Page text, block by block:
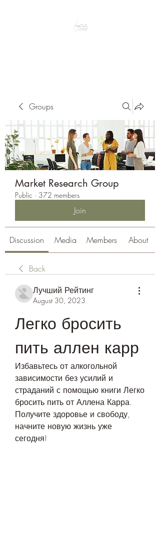
Groups
Market Research Group
Public · 372 members
Join
Discussion Media Members About
Back
Лучший Рейтинг
August 30, 2023
Легко бросить
пить аллен карр
Избавьтесь от алкогольной
зависимости без усилий и
страданий с помощью книги Легко
бросить пить от Аллена Карра.
Получите здоровье и свободу,
начните новую жизнь уже
сегодня!